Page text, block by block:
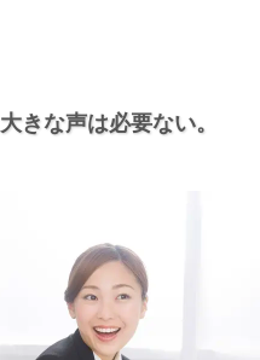
大きな声は必要ない。